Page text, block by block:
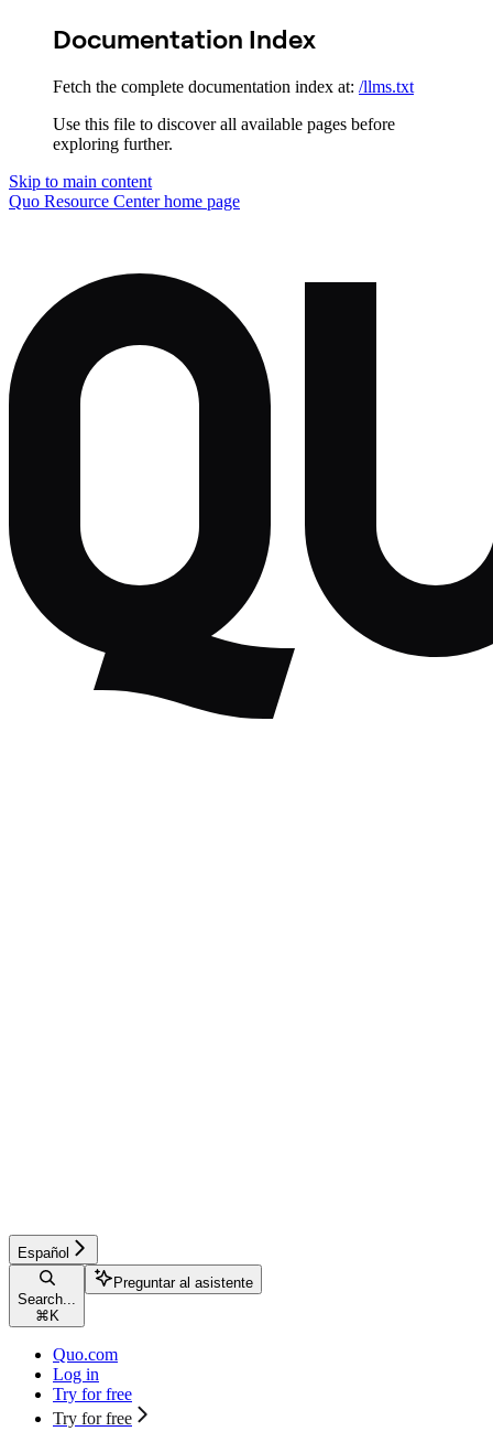
Documentation Index
Fetch the complete documentation index at: /llms.txt
Use this file to discover all available pages before
exploring further.
Skip to main content
Quo Resource Centerhome page
Español
Search...
⌘ K
Preguntar al asistente
Quo.com
Log in
Try for free
Try for free